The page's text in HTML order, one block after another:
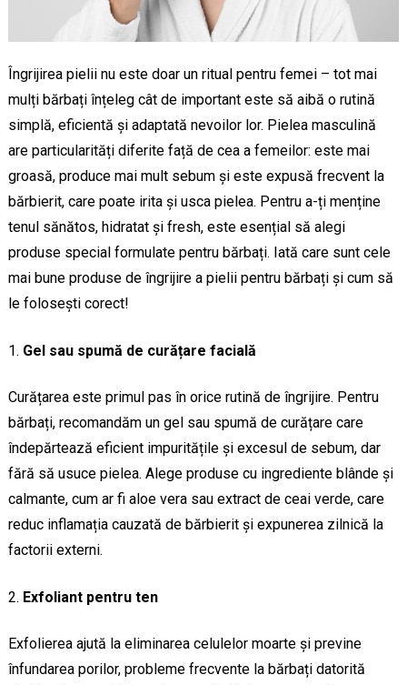
Îngrijirea pielii nu este doar un ritual pentru femei – tot mai
mulți bărbați înțeleg cât de important este să aibă o rutină
simplă, eficientă și adaptată nevoilor lor. Pielea masculină
are particularități diferite față de cea a femeilor: este mai
groasă, produce mai mult sebum și este expusă frecvent la
bărbierit, care poate irita și usca pielea. Pentru a-ți menține
tenul sănătos, hidratat și fresh, este esențial să alegi
produse special formulate pentru bărbați. Iată care sunt cele
mai bune produse de îngrijire a pielii pentru bărbați și cum să
le folosești corect!
Gel sau spumă de curățare facială
Curățarea este primul pas în orice rutină de îngrijire. Pentru
bărbați, recomandăm un gel sau spumă de curățare care
îndepărtează eficient impuritățile și excesul de sebum, dar
fără să usuce pielea. Alege produse cu ingrediente blânde și
calmante, cum ar fi aloe vera sau extract de ceai verde, care
reduc inflamația cauzată de bărbierit și expunerea zilnică la
factorii externi.
Exfoliant pentru ten
Exfolierea ajută la eliminarea celulelor moarte și previne
înfundarea porilor, probleme frecvente la bărbați datorită